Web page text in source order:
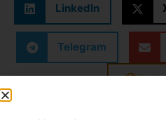
LinkedIn
Telegram